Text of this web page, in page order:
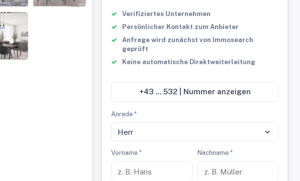
Verifiziertes Unternehmen
Persönlicher Kontakt zum Anbieter
Anfrage wird zunächst von Immosearch
geprüft
Keine automatische Direktweiterleitung
+43 ... 532 | Nummer anzeigen
Anrede *
Herr
Vorname * Nachname *